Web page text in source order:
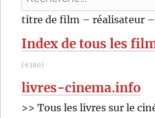
pour
:
titre de film – réalisateur
Index de tous les
(6380)
livres-cinema.info
>> Tous les livres sur le